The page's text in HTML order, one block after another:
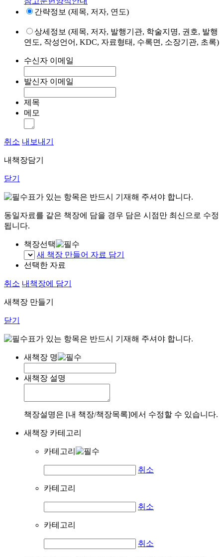
간략정보 (제목, 저자, 연도)
상세정보 (제목, 저자, 발행기관, 학술지명, 권호, 발행
연도, 작성언어, KDC, 자료형태, 수록면, 소장기관, 초록)
수신자 이메일
발신자 이메일
제목
메모
취소 내보내기
내책장담기
닫기
표가 있는 항목은 반드시 기재해 주셔야 합니다.
동일자료를 같은 책장에 담을 경우 담은 시점만 최신으로 수정
됩니다.
책장선택
새 책장 만들어 자료 담기
선택한 자료
취소 내책장에 담기
새책장 만들기
닫기
표가 있는 항목은 반드시 기재해 주셔야 합니다.
새책장 명
새책장 설명
책장설명은 [내 책장/책장목록]에서 수정할 수 있습니다.
새책장 카테고리
카테고리
취소
카테고리
취소
카테고리
취소